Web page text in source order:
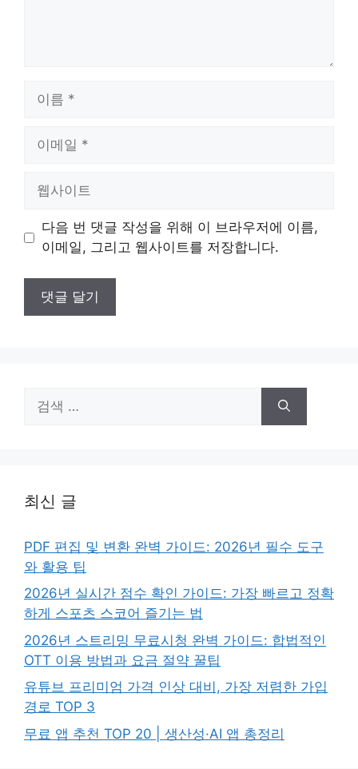
트
다음 번 댓글 작성을 위해 이 브라우저에 이름,
이메일, 그리고 웹사이트를 저장합니다.
색:
최신 글
PDF 편집 및 변환 완벽 가이드: 2026년 필수 도구
와 활용 팁
2026년 실시간 점수 확인 가이드: 가장 빠르고 정확
하게 스포츠 스코어 즐기는 법
2026년 스트리밍 무료시청 완벽 가이드: 합법적인
OTT 이용 방법과 요금 절약 꿀팁
유튜브 프리미엄 가격 인상 대비, 가장 저렴한 가입
경로 TOP 3
무료 앱 추천 TOP 20 | 생산성·AI 앱 총정리